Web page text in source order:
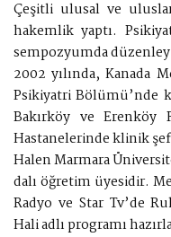
Çeşitli ulusal ve
hakemlik yaptı.
sempozyumda
2002 yılında, Kanada
Psikiyatri Bölümü’nde
Bakırköy ve Erenköy
Hastanelerinde klinik
Halen Marmara
dalı öğretim üyesidir.
Radyo ve Star Tv’de
Hali adlı programı